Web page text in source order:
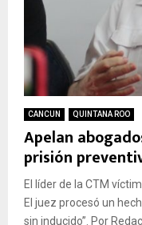
CANCUN QUINTANA ROO
Apelan
prisión
El líder de la CTM
El juez procesó un
sin inducido”. Por